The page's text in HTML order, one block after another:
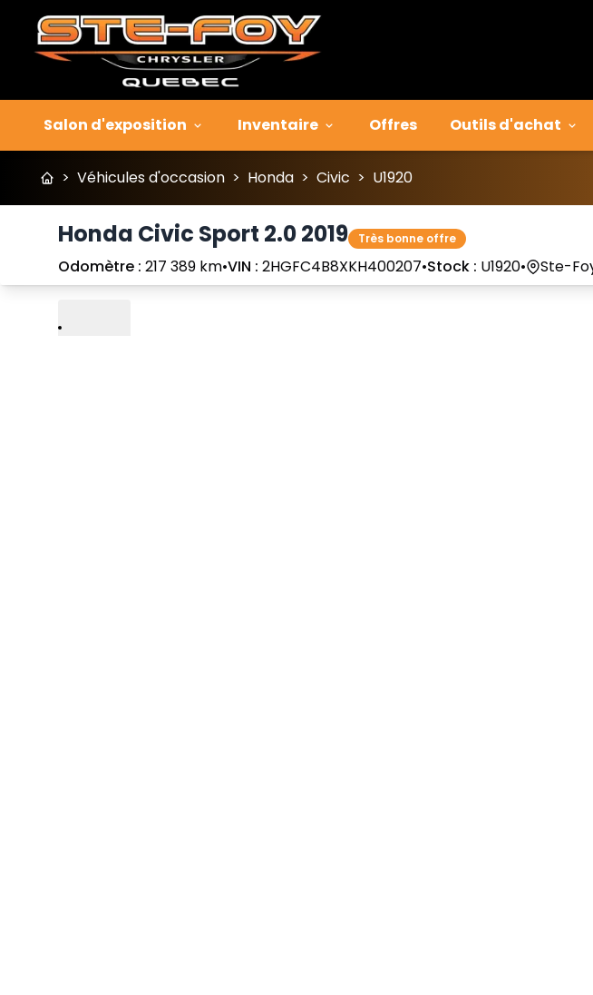
Salon d'exposition Inventaire Offres Outils d'achat
> Véhicules d'occasion > Honda > Civic > U1920
Honda Civic Sport 2.0 2019 Très bonne offre
Odomètre : 217 389 km•VIN : 2HGFC4B8XKH400207•Stock : U1920• Ste-
Lire Précédent
Suivant